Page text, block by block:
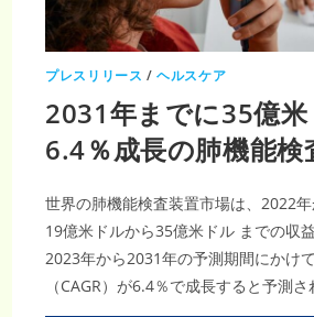
場、
CAGR2.13%
成
長
プレスリリース /ヘルスケア
2031年までに35億
6.4％成長の肺機能検
世界の肺機能検査装置市場は、2022
19億米ドルから35億米ドル までの収
2023年から2031年の予測期間にかけ
（CAGR）が6.4％で成長すると予測さ